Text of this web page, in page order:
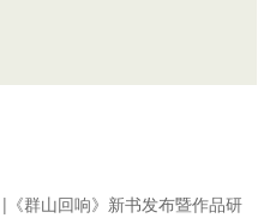
群山回响》新书发布暨作品研